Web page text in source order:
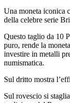
Una moneta iconica
della celebre serie
Questo taglio da 10
puro, rende la
investire in metalli
numismatica.
Sul dritto mostra
Sul rovescio si